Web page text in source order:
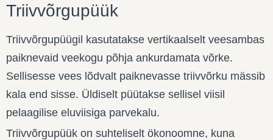
Triivvõrgupüük
Triivvõrgupüügil kasutatakse vertikaalselt veesambas
paiknevaid veekogu põhja ankurdamata võrke.
Sellisesse vees lõdvalt paiknevasse triivvõrku mässib
kala end sisse. Üldiselt püütakse sellisel viisil
pelaagilise eluviisiga parvekalu.
Triivvõrgupüük on suhteliselt ökonoomne, kuna